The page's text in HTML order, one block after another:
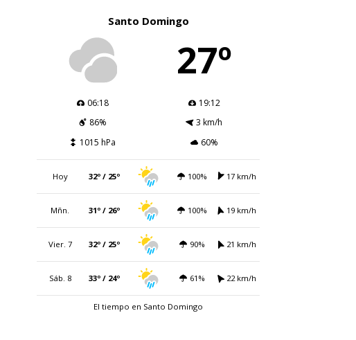
Santo Domingo
27º
06:18
19:12
86%
3 km/h
1015 hPa
60%
Hoy 32º / 25º 100% 17 km/h
Mñn. 31º / 26º 100% 19 km/h
Vier. 7 32º / 25º 90% 21 km/h
Sáb. 8 33º / 24º 61% 22 km/h
El tiempo en Santo Domingo